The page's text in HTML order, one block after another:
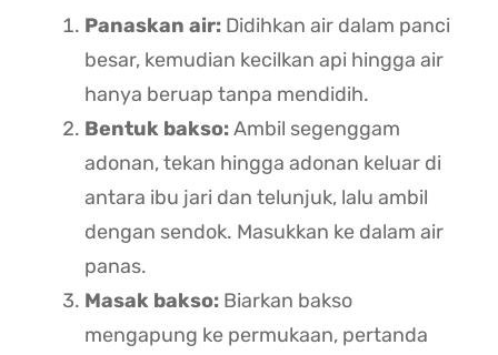
Panaskan air: Didihkan air dalam panci
besar, kemudian kecilkan api hingga air
hanya beruap tanpa mendidih.
Bentuk bakso:Ambil segenggam
adonan, tekan hingga adonan keluar di
antara ibu jari dan telunjuk, lalu ambil
dengan sendok. Masukkan ke dalam air
panas.
Masak bakso: Biarkan bakso
mengapung ke permukaan, pertanda